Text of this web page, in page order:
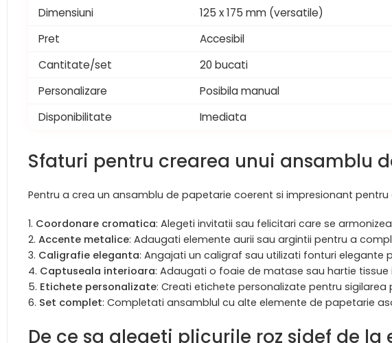
Dimensiuni
125 x 175 mm (versatile)
Pret
Accesibil
Cantitate/set
20 bucati
Personalizare
Posibila manual
Disponibilitate
Imediata
Sfaturi pentru crearea unui ansamblu
Pentru a crea un ansamblu de papetarie coerent si impresionant
Coordonare cromatica: Alegeti invitatii sau felicitari care se
Accente metalice: Adaugati elemente aurii sau argintii pentru a
Caligrafie eleganta: Angajati un caligraf sau utilizati fonturi elegante
Captuseala interioara: Adaugati o foaie de matase sau hartie tissue
Etichete personalizate: Creati etichete personalizate pentru
Set complet: Completati ansamblul cu alte elemente de papetarie
De ce sa alegeti plicurile roz sidef de la